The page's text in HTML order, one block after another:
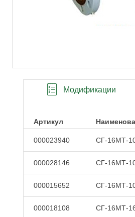
Модификации
Артикул
000023940 СГ-16МТ-
000028146 СГ-16МТ-
000015652 СГ-16МТ-
000018108 СГ-16МТ-